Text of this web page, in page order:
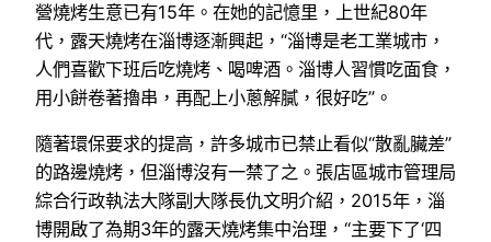
營燒烤生意已有15年。在她的記憶里，上世紀80年
代，露天燒烤在淄博逐漸興起，“淄博是老工業城市，
人們喜歡下班后吃燒烤、喝啤酒。淄博人習慣吃面食，
用小餅卷著擼串，再配上小蔥解膩，很好吃”。
隨著環保要求的提高，許多城市已禁止看似“散亂臟差”
的路邊燒烤，但淄博沒有一禁了之。張店區城市管理局
綜合行政執法大隊副大隊長仇文明介紹，2015年，淄
博開啟了為期3年的露天燒烤集中治理，“主要下了‘四